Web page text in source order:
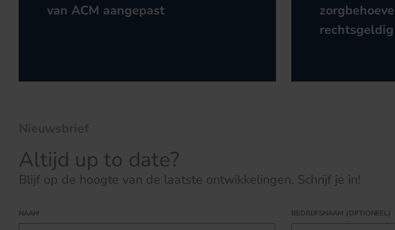
van ACM aangepast
Nieuwsbrief
Altijd up to date?
Blijf op de hoogte van de laatste ontwikkelingen. Schrijf je in!
NAAM BEDRIJFSNAAM (OPTIONEEL)